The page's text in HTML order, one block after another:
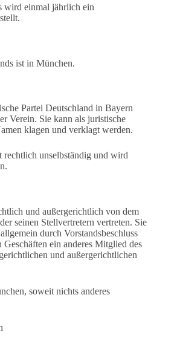
wird einmal jährlich ein
ist in München.
Partei Deutschland in Bayern
Verein. Sie kann als juristische
klagen und verklagt werden.
unselbständig und wird
und außergerichtlich von dem
seinen Stellvertretern vertreten. Sie
durch Vorstandsbeschluss
ein anderes Mitglied des
und außergerichtlichen
soweit nichts anderes